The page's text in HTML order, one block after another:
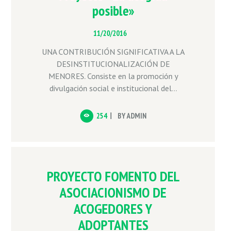
posible»
11/20/2016
UNA CONTRIBUCIÓN SIGNIFICATIVA A LA
DESINSTITUCIONALIZACIÓN DE
MENORES. Consiste en la promoción y
divulgación social e institucional del...
254 BYADMIN
PROYECTO FOMENTO DEL
ASOCIACIONISMO DE
ACOGEDORES Y
ADOPTANTES